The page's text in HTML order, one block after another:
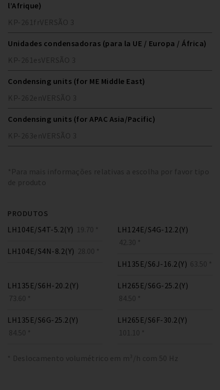
l’Afrique)
KP-261fr VERSÃO 3
Unidades condensadoras (para la UE / Europa / África)
KP-261esVERSÃO 3
Condensing units (for ME Middle East)
KP-262enVERSÃO 3
Condensing units (for APAC Asia/Pacific)
KP-263enVERSÃO 3
*Para mais informações relativas a escolha por favor tipo
de produto
PRODUTOS
LH104E/S4T-5.2(Y) 19.70 *
LH104E/S4N-8.2(Y) 28.00 *
LH124E/S4G-12.2(Y)
42.30 *
LH135E/S6J-16.2(Y) 63.50 *
LH135E/S6H-20.2(Y)
73.60 *
LH135E/S6G-25.2(Y)
84.50 *
LH265E/S6G-25.2(Y)
84.50 *
LH265E/S6F-30.2(Y)
101.10 *
* Deslocamento volumétrico em m³/h com 50 Hz